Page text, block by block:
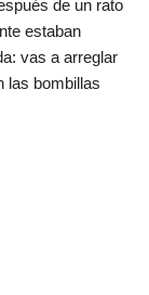
de un rato
estaban
vas a arreglar
las bombillas